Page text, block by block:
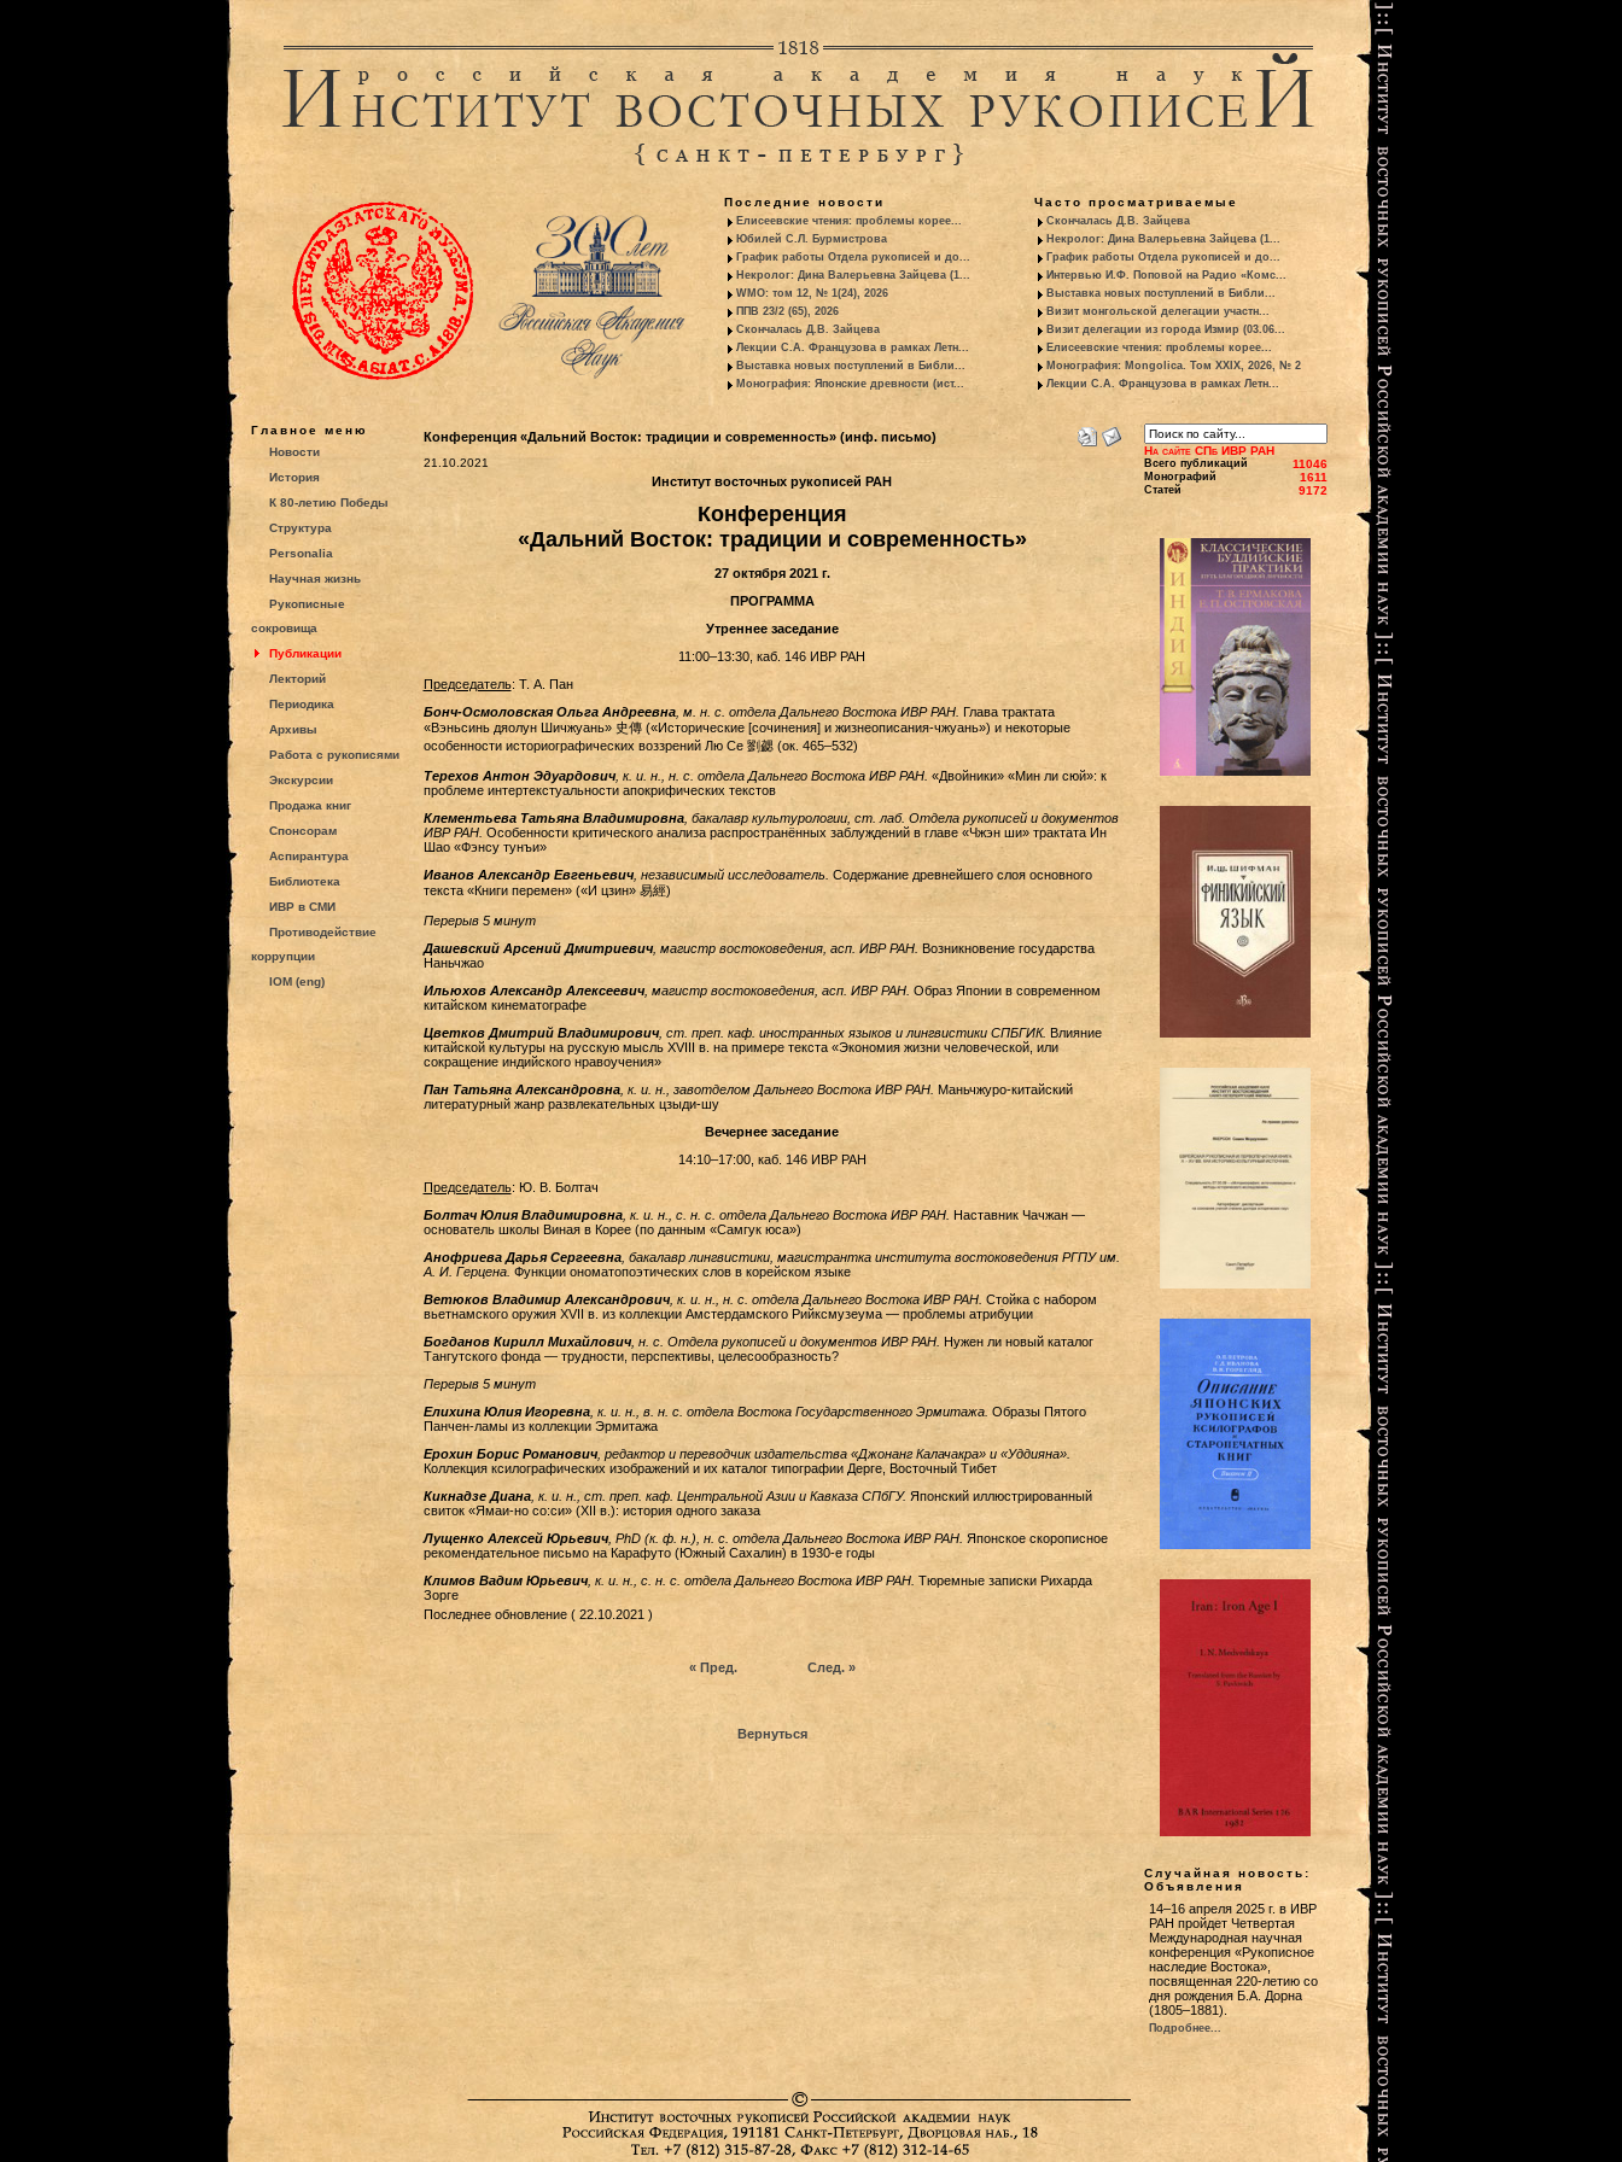
Последние новости
Елисеевские чтения: проблемы корее...
Юбилей С.Л. Бурмистрова
График работы Отдела рукописей и до...
Некролог: Дина Валерьевна Зайцева (1...
WMO: том 12, № 1(24), 2026
ППВ 23/2 (65), 2026
Скончалась Д.В. Зайцева
Лекции С.А. Французова в рамках Летн...
Выставка новых поступлений в Библи...
Монография: Японские древности (ист...
Часто просматриваемые
Скончалась Д.В. Зайцева
Некролог: Дина Валерьевна Зайцева (1...
График работы Отдела рукописей и до...
Интервью И.Ф. Поповой на Радио «Комс...
Выставка новых поступлений в Библи...
Визит монгольской делегации участн...
Визит делегации из города Измир (03.06...
Елисеевские чтения: проблемы корее...
Монография: Mongolica. Том XXIX, 2026, № 2
Лекции С.А. Французова в рамках Летн...
Главное меню
Новости
История
К 80-летию Победы
Структура
Personalia
Научная жизнь
Рукописные
сокровища
Публикации
Лекторий
Периодика
Архивы
Работа с рукописями
Экскурсии
Продажа книг
Спонсорам
Аспирантура
Библиотека
ИВР в СМИ
Противодействие
коррупции
IOM (eng)
Конференция «Дальний Восток: традиции и современность» (инф. письмо)
21.10.2021
Институт восточных рукописей РАН
Конференция
«Дальний Восток: традиции и современность»
27 октября 2021 г.
ПРОГРАММА
Утреннее заседание
11:00–13:30, каб. 146 ИВР РАН
Председатель: Т. А. Пан
Бонч-Осмоловская Ольга Андреевна, м. н. с. отдела Дальнего Востока ИВР РАН. Глава трактата
«Вэньсинь дяолун Шичжуань» 史傳 («Исторические [сочинения] и жизнеописания-чжуань») и некоторые
особенности историографических воззрений Лю Се 劉勰 (ок. 465–532)
Терехов Антон Эдуардович, к. и. н., н. с. отдела Дальнего Востока ИВР РАН. «Двойники» «Мин ли сюй»: к
проблеме интертекстуальности апокрифических текстов
Клементьева Татьяна Владимировна, бакалавр культурологии, ст. лаб. Отдела рукописей и документов
ИВР РАН. Особенности критического анализа распространённых заблуждений в главе «Чжэн ши» трактата Ин
Шао «Фэнсу тунъи»
Иванов Александр Евгеньевич, независимый исследователь. Содержание древнейшего слоя основного
текста «Книги перемен» («И цзин» 易經)
Перерыв 5 минут
Дашевский Арсений Дмитриевич, магистр востоковедения, асп. ИВР РАН. Возникновение государства
Наньчжао
Ильюхов Александр Алексеевич, магистр востоковедения, асп. ИВР РАН. Образ Японии в современном
китайском кинематографе
Цветков Дмитрий Владимирович, ст. преп. каф. иностранных языков и лингвистики СПБГИК. Влияние
китайской культуры на русскую мысль XVIII в. на примере текста «Экономия жизни человеческой, или
сокращение индийского нравоучения»
Пан Татьяна Александровна, к. и. н., завотделом Дальнего Востока ИВР РАН. Маньчжуро-китайский
литературный жанр развлекательных цзыди-шу
Вечернее заседание
14:10–17:00, каб. 146 ИВР РАН
Председатель: Ю. В. Болтач
Болтач Юлия Владимировна, к. и. н., с. н. с. отдела Дальнего Востока ИВР РАН. Наставник Чачжан —
основатель школы Виная в Корее (по данным «Самгук юса»)
Анофриева Дарья Сергеевна, бакалавр лингвистики, магистрантка института востоковедения РГПУ им.
А. И. Герцена. Функции ономатопоэтических слов в корейском языке
Ветюков Владимир Александрович, к. и. н., н. с. отдела Дальнего Востока ИВР РАН. Стойка с набором
вьетнамского оружия XVII в. из коллекции Амстердамского Рийксмузеума — проблемы атрибуции
Богданов Кирилл Михайлович, н. с. Отдела рукописей и документов ИВР РАН. Нужен ли новый каталог
Тангутского фонда — трудности, перспективы, целесообразность?
Перерыв 5 минут
Елихина Юлия Игоревна, к. и. н., в. н. с. отдела Востока Государственного Эрмитажа. Образы Пятого
Панчен-ламы из коллекции Эрмитажа
Ерохин Борис Романович, редактор и переводчик издательства «Джонанг Калачакра» и «Уддияна».
Коллекция ксилографических изображений и их каталог типографии Дерге, Восточный Тибет
Кикнадзе Диана, к. и. н., ст. преп. каф. Центральной Азии и Кавказа СПбГУ. Японский иллюстрированный
свиток «Ямаи-но со:си» (XII в.): история одного заказа
Лущенко Алексей Юрьевич, PhD (к. ф. н.), н. с. отдела Дальнего Востока ИВР РАН. Японское скорописное
рекомендательное письмо на Карафуто (Южный Сахалин) в 1930-е годы
Климов Вадим Юрьевич, к. и. н., с. н. с. отдела Дальнего Востока ИВР РАН. Тюремные записки Рихарда
Зорге
Последнее обновление ( 22.10.2021 )
« Пред. След. »
Вернуться
На сайте СПб ИВР РАН
Всего публикаций 11046
Монографий 1611
Статей 9172
Случайная новость:
Объявления
14–16 апреля 2025 г. в ИВР
РАН пройдет Четвертая
Международная научная
конференция «Рукописное
наследие Востока»,
посвященная 220-летию со
дня рождения Б.А. Дорна
(1805–1881).
Подробнее...